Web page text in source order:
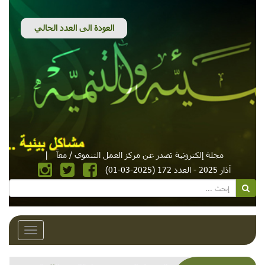
مجلة إلكترونية تصدر عن مركز العمل التنموي / معاً
|
آذار 2025 - العدد 172 (2025-03-01)
Toggle